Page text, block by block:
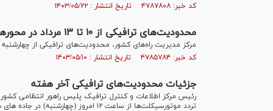
کد خبر: ۴۷۸۷۸۰۸ تاریخ انتشار : ۱۴۰۳/۰۵/۲۲
محدودیت‌های ترافیکی از ۱۰ تا ۱۳ مرداد در محور‌های مواصلاتی کشور اعلام شد
مرکز مدیریت راه‌های کشور، محدودیت‌های ترافیکی از چهارشنبه تا شنبه (۱۰ تا ۱۳ مرداد) در برخی از محور‌های مواصلاتی
کد خبر: ۴۷۸۵۷۸۴ تاریخ انتشار : ۱۴۰۳/۰۵/۱۰
جزئیات محدودیت‌های ترافیکی آخر هفته
رئیس مرکز اطلاعات و کنترل ترافیک پلیس راهور انتظامی
تردد موتورسیکلت‌ها از ساعت ۱۲ امروز (چهارشنبه) در جاده های شمالی کشور ممنوع شد.